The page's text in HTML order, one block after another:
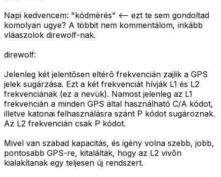
Napi kedvencem: "kódmérés" <-- ezt te sem gondoltad
komolyan ugye? A többit nem kommentálom, inkább
vláaszolok direwolf-nak.
direwolf:
Jelenleg két jelentõsen eltérõ frekvencián zajlik a GPS
jelek sugárzása. Ezt a két frekvenciát hívják L1 és L2
frekvenciának (ez a nevük). Namost jelenleg az L1
frekvencián a minden GPS által használható C/A kódot,
illetve katonai felhasználásra szánt P kódot sugároznak.
Az L2 frekvencián csak P kódot.
Mivel van szabad kapacitás, és igény volna szebb, jobb,
pontosabb GPS-re, kitalálták, hogy az L2 vivõn
kialakítanak egy teljesen új rendszert.